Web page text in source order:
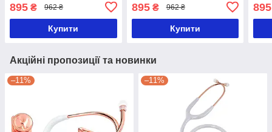
895 ₴ 962 ₴
Купити
895₴ 962 ₴
Купити
895
Акційні пропозиції та новинки
–11% –11%